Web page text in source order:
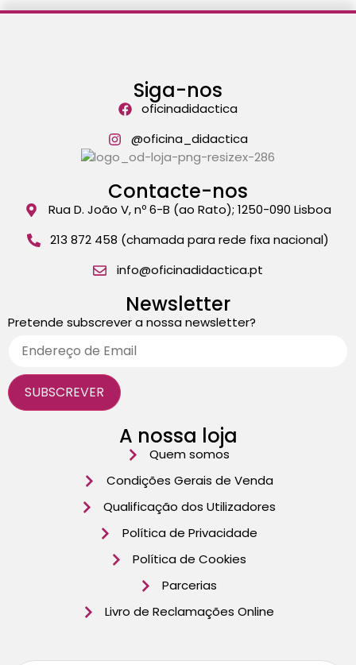
Siga-nos
oficinadidactica
@oficina_didactica
Contacte-nos
Rua D. João V, nº 6-B (ao Rato); 1250-090 Lisboa
213 872 458 (chamada para rede fixa nacional)
info@oficinadidactica.pt
Newsletter
Pretende subscrever a nossa newsletter?
A nossa loja
Quem somos
Condições Gerais de Venda
Qualificação dos Utilizadores
Política de Privacidade
Política de Cookies
Parcerias
Livro de Reclamações Online